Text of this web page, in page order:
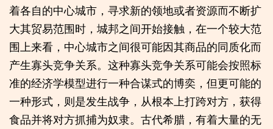
着各自的中心城市，寻求新的领地或者资源而不断扩
大其贸易范围时，城邦之间开始接触，在一个较大范
围上来看，中心城市之间很可能因其商品的同质化而
产生寡头竞争关系。这种寡头竞争关系可能会按照标
准的经济学模型进行一种合谋式的博奕，但更可能的
一种形式，则是发生战争，从根本上打跨对方，获得
食品并将对方抓捕为奴隶。古代希腊，有着大量的无